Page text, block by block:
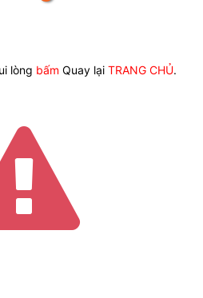
lòng bấm Quay lại TRANG CHỦ.